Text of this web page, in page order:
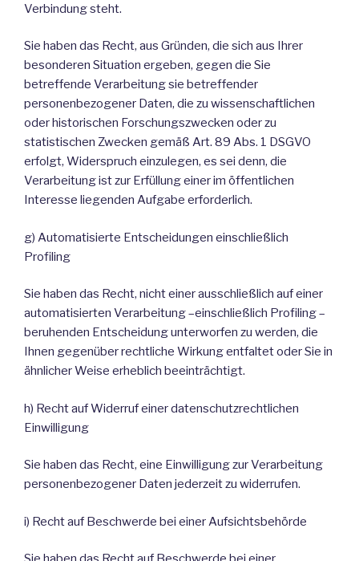
Verbindung steht.
Sie haben das Recht, aus Gründen, die sich aus Ihrer
besonderen Situation ergeben, gegen die Sie
betreffende Verarbeitung sie betreffender
personenbezogener Daten, die zu wissenschaftlichen
oder historischen Forschungszwecken oder zu
statistischen Zwecken gemäß Art. 89 Abs. 1 DSGVO
erfolgt, Widerspruch einzulegen, es sei denn, die
Verarbeitung ist zur Erfüllung einer im öffentlichen
Interesse liegenden Aufgabe erforderlich.
g) Automatisierte Entscheidungen einschließlich
Profiling
Sie haben das Recht, nicht einer ausschließlich auf einer
automatisierten Verarbeitung –einschließlich Profiling –
beruhenden Entscheidung unterworfen zu werden, die
Ihnen gegenüber rechtliche Wirkung entfaltet oder Sie in
ähnlicher Weise erheblich beeinträchtigt.
h) Recht auf Widerruf einer datenschutzrechtlichen
Einwilligung
Sie haben das Recht, eine Einwilligung zur Verarbeitung
personenbezogener Daten jederzeit zu widerrufen.
i) Recht auf Beschwerde bei einer Aufsichtsbehörde